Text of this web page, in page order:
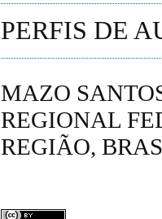
PERFIS DE
MAZO
REGIONAL
REGIÃO,